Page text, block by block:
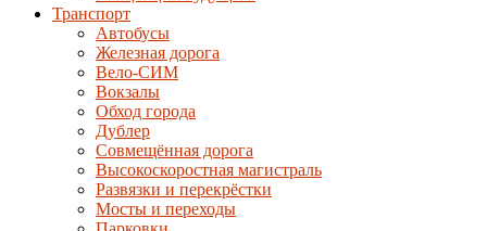
Транспорт
Автобусы
Железная дорога
Вело-СИМ
Вокзалы
Обход города
Дублер
Совмещённая дорога
Высокоскоростная магистраль
Развязки и перекрёстки
Мосты и переходы